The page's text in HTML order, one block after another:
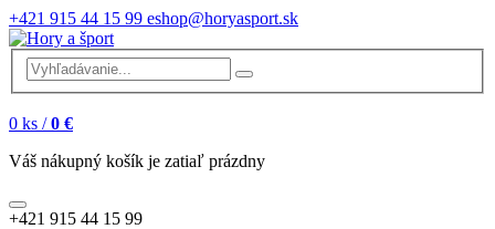
+421 915 44 15 99 eshop@horyasport.sk
0 ks / 0 €
Váš nákupný košík je zatiaľ prázdny
+421 915 44 15 99